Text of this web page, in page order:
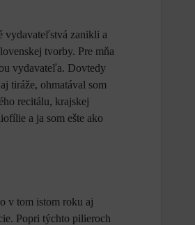
vydavateľstvá zanikli a
tvorby. Pre mňa
vydavateľa. Dovtedy
tiráže, ohmatával som
recitálu, krajskej
a ja som ešte ako
v tom istom roku aj
Popri týchto pilieroch